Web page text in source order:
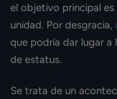
el objetivo principal
unidad. Por desgracia,
que podría dar lugar a
de estatus.
Se trata de un